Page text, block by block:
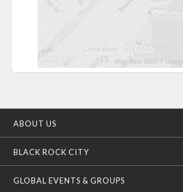
ABOUT US
BLACK ROCK CITY
GLOBAL EVENTS & GROUPS